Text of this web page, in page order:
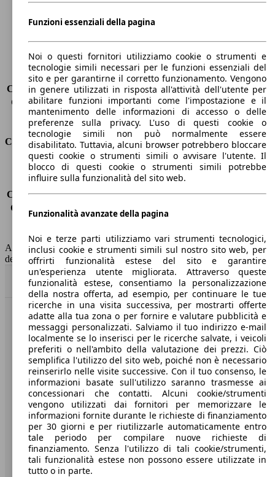
Peso massimo
1955 kg
Sedili
5
Carico sul tetto
-
Capacità di traino (senza freni) -
Capacità di traino (con freni)
1400 kg
Volume del bagagliaio
608 - 1653 l
Consumi
Emissioni di CO2*
93 g/km (komb.)
Consumo (urbano)
4.2 l/100km
Consumo (extra-urbano) 3.6 l/100km
Consumo (combinato)*
3.8 l/100km
Capacità del serbatoio
47 l
AutoScout24 non si assume alcuna responsabilità per la correttezza
dei dati.
Torna su
Benvenuti su AutoScout24, il mercato auto europeo.
Società
A proposito di AutoScout24
Stampa
Media
Condizioni generali
Informazioni
Funzioni essenziali della pagina
Noi o questi fornitori utilizziamo cookie o strumenti e
tecnologie simili necessari per le funzioni essenziali del
sito e per garantirne il corretto funzionamento. Vengono
in genere utilizzati in risposta all'attività dell'utente per
abilitare funzioni importanti come l'impostazione e il
mantenimento delle informazioni di accesso o delle
preferenze sulla privacy. L'uso di questi cookie o
tecnologie simili non può normalmente essere
disabilitato. Tuttavia, alcuni browser potrebbero bloccare
questi cookie o strumenti simili o avvisare l'utente. Il
blocco di questi cookie o strumenti simili potrebbe
influire sulla funzionalità del sito web.
Funzionalità avanzate della pagina
Noi e terze parti utilizziamo vari strumenti tecnologici,
inclusi cookie e strumenti simili sul nostro sito web, per
offrirti funzionalità estese del sito e garantire
un'esperienza utente migliorata. Attraverso queste
funzionalità estese, consentiamo la personalizzazione
della nostra offerta, ad esempio, per continuare le tue
ricerche in una visita successiva, per mostrarti offerte
adatte alla tua zona o per fornire e valutare pubblicità e
messaggi personalizzati. Salviamo il tuo indirizzo e-mail
localmente se lo inserisci per le ricerche salvate, i veicoli
preferiti o nell'ambito della valutazione dei prezzi. Ciò
semplifica l'utilizzo del sito web, poiché non è necessario
reinserirlo nelle visite successive. Con il tuo consenso, le
informazioni basate sull'utilizzo saranno trasmesse ai
concessionari che contatti. Alcuni cookie/strumenti
vengono utilizzati dai fornitori per memorizzare le
informazioni fornite durante le richieste di finanziamento
per 30 giorni e per riutilizzarle automaticamente entro
tale periodo per compilare nuove richieste di
finanziamento. Senza l'utilizzo di tali cookie/strumenti,
tali funzionalità estese non possono essere utilizzate in
tutto o in parte.